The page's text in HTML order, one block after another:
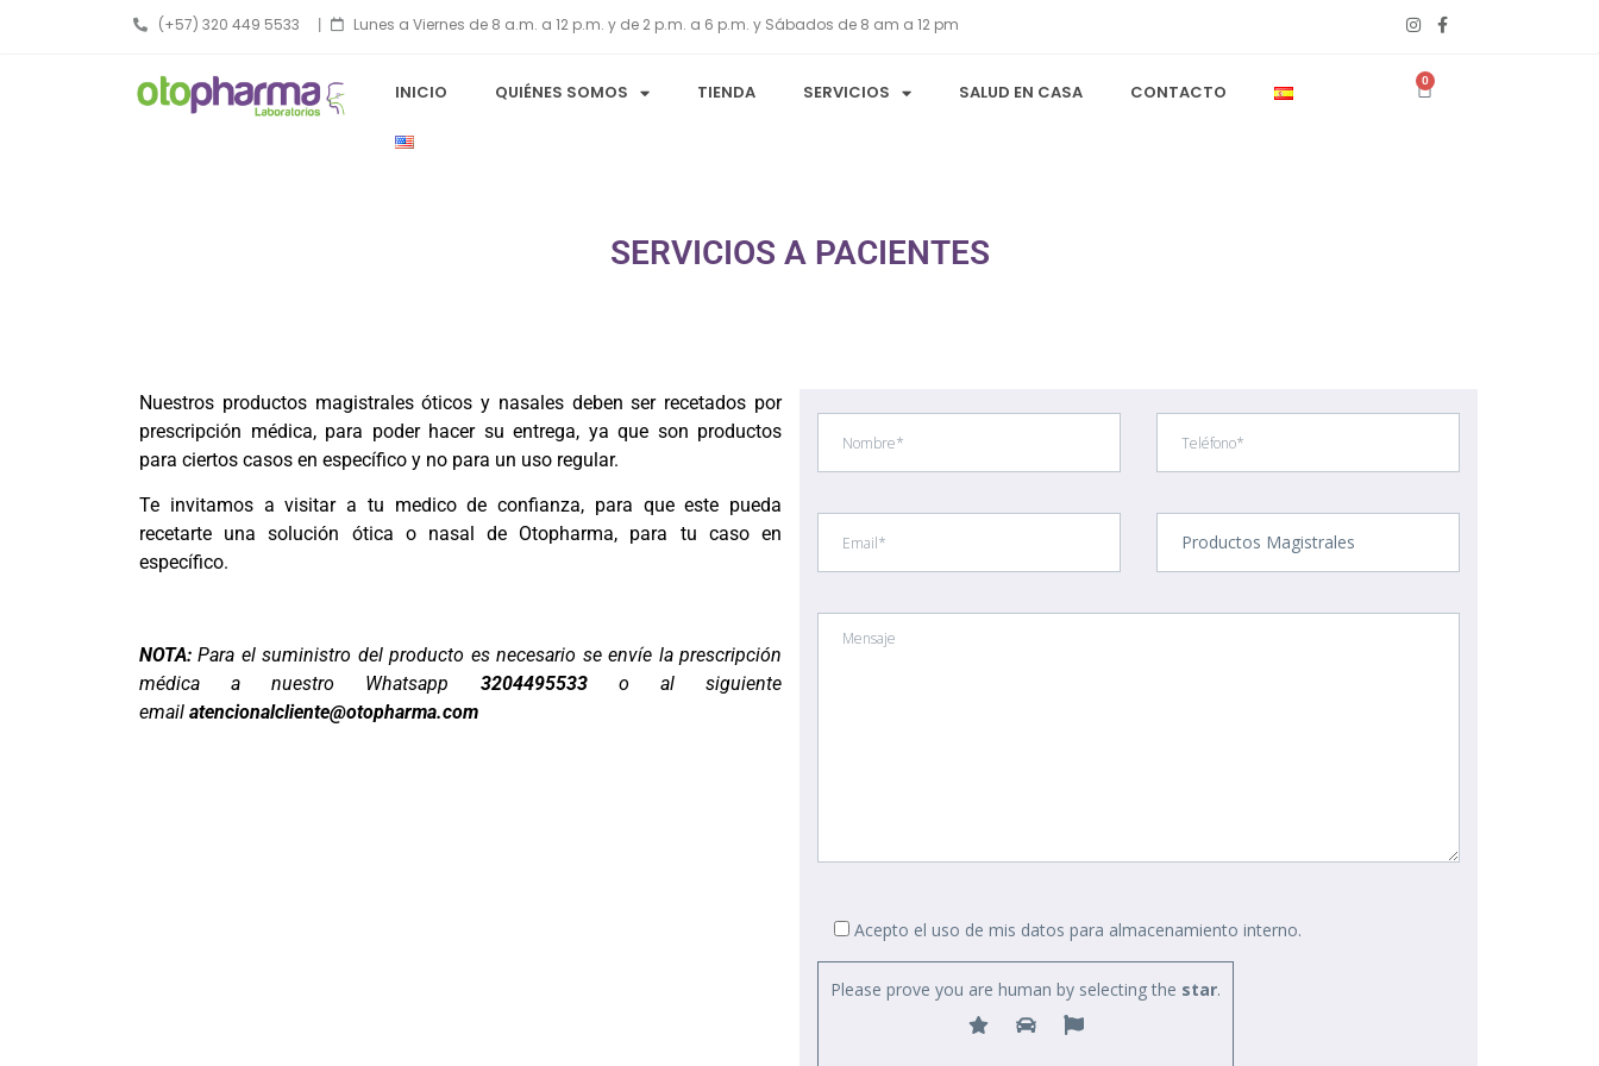
(+57) 320 449 5533 | Lunes a Viernes de 8 a.m. a 12 p.m. y de 2 p.m. a 6 p.m. y Sábados de 8 am a 12 pm
INICIO QUIÉNES SOMOS TIENDA SERVICIOS SALUD EN CASA CONTACTO
0
SERVICIOS A PACIENTES
Nuestros productos magistrales óticos y nasales deben ser recetados por
prescripción médica, para poder hacer su entrega, ya que son productos
para ciertos casos en específico y no para un uso regular.
Te invitamos a visitar a tu medico de confianza, para que este pueda
recetarte una solución ótica o nasal de Otopharma, para tu caso en
específico.
NOTA:Para el suministro del producto es necesario se envíe la prescripción
médica a nuestro Whatsapp 3204495533o al siguiente
email atencionalcliente@otopharma.com
Acepto el uso de mis datos para almacenamiento interno.
Please prove you are human by selecting the star.